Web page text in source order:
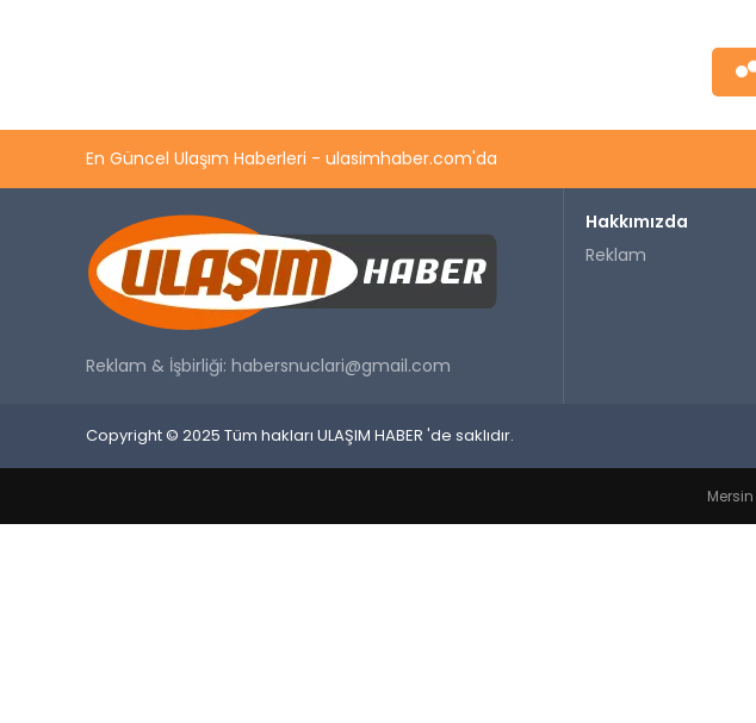
En Güncel Ulaşım Haberleri - ulasimhaber.com'da
Reklam & İşbirliği: habersnuclari@gmail.com
Hakkımızda
Reklam
Copyright © 2025 Tüm hakları ULAŞIM HABER 'de saklıdır.